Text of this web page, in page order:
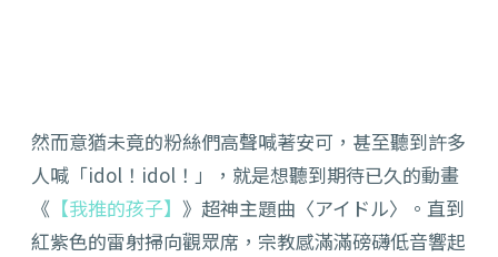
然而意猶未竟的粉絲們高聲喊著安可，甚至聽到許多
人喊「idol！idol！」，就是想聽到期待已久的動畫
《 【我推的孩子】 》超神主題曲〈アイドル〉。直到
紅紫色的雷射掃向觀眾席，宗教感滿滿磅礴低音響起